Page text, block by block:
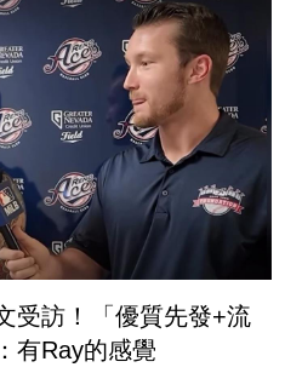
受訪！「優質先發+流
有Ray的感覺